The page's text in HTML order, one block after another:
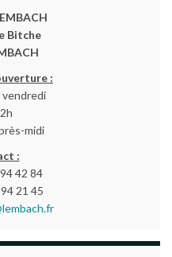
Bitche
:
vendredi
midi
:
42 84
21 45